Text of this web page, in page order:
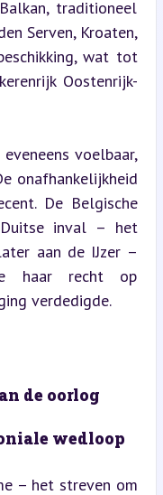
traditioneel
Serven, Kroaten,
wat tot
Oostenrijk-
voelbaar,
onafhankelijkheid
De Belgische
inval – het
aan de IJzer –
haar recht op
verdedigde.
de oorlog
wedloop
– het streven om